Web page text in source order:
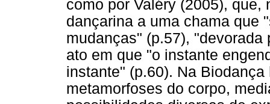
como por Valéry (2005), que,
dançarina a uma chama que
mudanças" (p.57),
ato em que "o instante
instante" (p.60). Na
metamorfoses do corpo,